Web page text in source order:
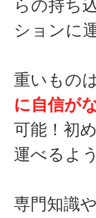
らの持ち
ションに
重いもの
に自信が
可能！初
運べるよ
専門知識